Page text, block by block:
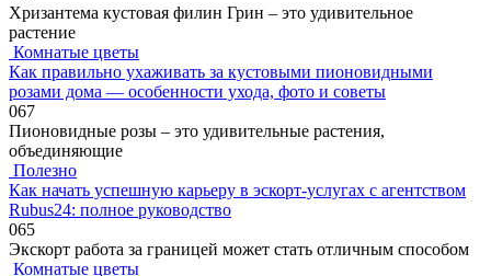
Хризантема кустовая филин Грин – это удивительное
растение
Комнатые цветы
Как правильно ухаживать за кустовыми пионовидными
розами дома — особенности ухода, фото и советы
067
Пионовидные розы – это удивительные растения,
объединяющие
Полезно
Как начать успешную карьеру в эскорт-услугах с агентством
Rubus24: полное руководство
065
Экскорт работа за границей может стать отличным способом
Комнатые цветы